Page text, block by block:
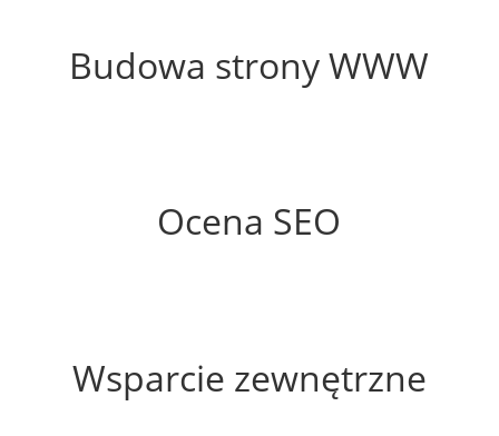
Budowa strony WWW
Ocena SEO
Wsparcie zewnętrzne